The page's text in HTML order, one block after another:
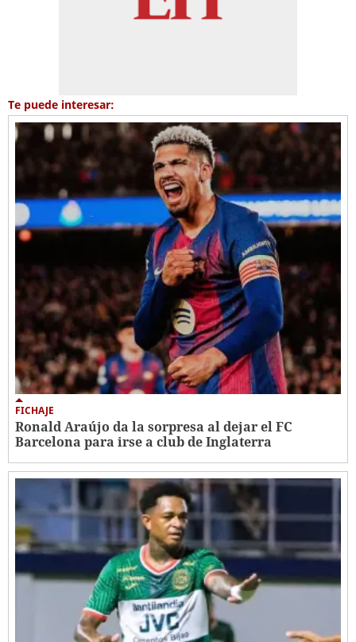
Te puede interesar:
FICHAJE
Ronald Araújo da la sorpresa al dejar el FC
Barcelona para irse a club de Inglaterra